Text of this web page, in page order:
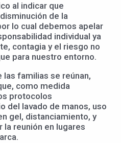
al indicar que
de la
lo cual debemos apelar
individual ya
contagia y el riesgo no
para nuestro entorno.
las familias se reúnan,
como medida
protocolos
del lavado de manos, uso
gel, distanciamiento, y
reunión en lugares